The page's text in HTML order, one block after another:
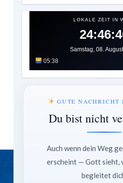
LOKALE ZEIT IN
Samstag, 08.
05:38
GUTE NACHRICHT
Du bist nicht
Auch wenn dein Weg
erscheint — Gott sieht,
begleitet